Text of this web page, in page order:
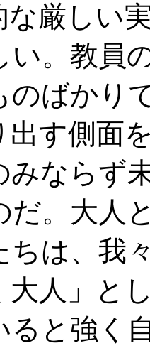
な厳しい
い。教員
のばかり
出す側面
みならず
だ。大人
ちは、我
大人」と
ると強く